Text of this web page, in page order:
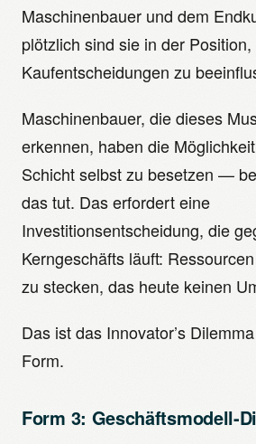
Maschinenbauer und dem
plötzlich sind sie in der Position,
Kaufentscheidungen zu
Maschinenbauer, die dieses
erkennen, haben die
Schicht selbst zu besetzen —
das tut. Das erfordert eine
Investitionsentscheidung, die
Kerngeschäfts läuft:
zu stecken, das heute keinen
Das ist das Innovator’s
Form.
Form 3: Geschäftsmodell-